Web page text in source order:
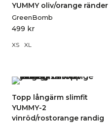
YUMMY oliv/orange ränder
GreenBomb
499 kr
XS XL
Topp långärm slimfit
YUMMY-2
vinröd/rostorange randig